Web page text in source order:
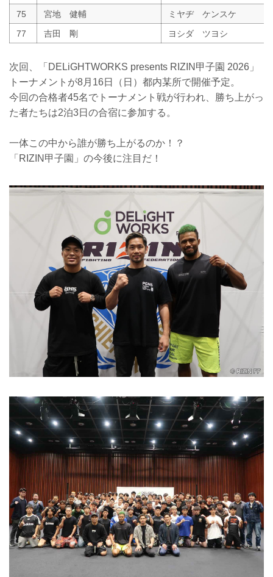
75
宮地 健輔
ミヤヂ ケンスケ
77
吉田 剛 ヨシダ ツヨシ
次回、「DELiGHTWORKS presents RIZIN甲子園 2026」
トーナメントが8月16日（日）都内某所で開催予定。
今回の合格者45名でトーナメント戦が行われ、勝ち上がっ
た者たちは2泊3日の合宿に参加する。
一体この中から誰が勝ち上がるのか！？
「RIZIN甲子園」の今後に注目だ！